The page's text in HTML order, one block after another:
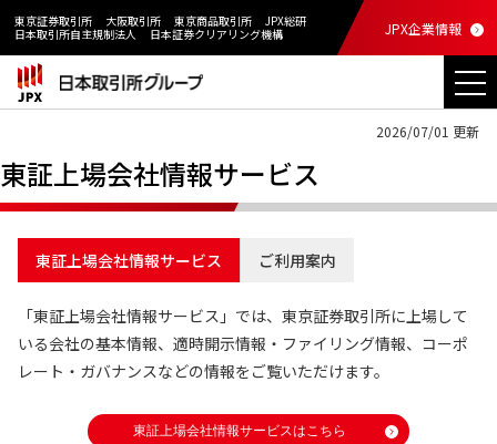
東京証券取引所 大阪取引所 東京商品取引所
JPX総研
日本取引所自主規制法人
日本証券クリアリング機構 JPX企業情報
2026/07/01 更新
東証上場会社情報サービス
東証上場会社情報サービス ご利用案内
「東証上場会社情報サービス」では、東京証券取引所に上場して
いる会社の基本情報、適時開示情報・ファイリング情報、コーポ
レート・ガバナンスなどの情報をご覧いただけます。